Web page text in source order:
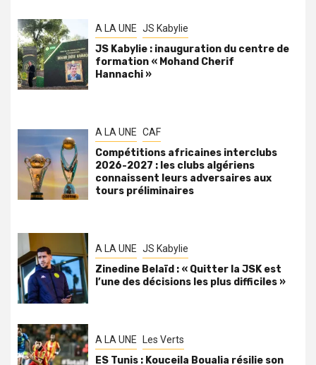
A LA UNE JS Kabylie
JS Kabylie : inauguration du centre de
formation « Mohand Cherif
Hannachi »
A LA UNE CAF
Compétitions africaines interclubs
2026-2027 : les clubs algériens
connaissent leurs adversaires aux
tours préliminaires
A LA UNE JS Kabylie
Zinedine Belaïd : « Quitter la JSK est
l’une des décisions les plus difficiles »
A LA UNE Les Verts
ES Tunis : Kouceila Boualia résilie son